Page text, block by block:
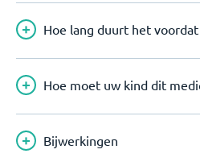
Hoe lang duurt het
Hoe moet uw kind dit
Bijwerkingen